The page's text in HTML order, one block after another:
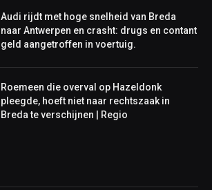
Audi rijdt met hoge snelheid van Breda
naar Antwerpen en crasht: drugs en contant
geld aangetroffen in voertuig.
Roemeen die overval op Hazeldonk
pleegde, hoeft niet naar rechtszaak in
Breda te verschijnen | Regio